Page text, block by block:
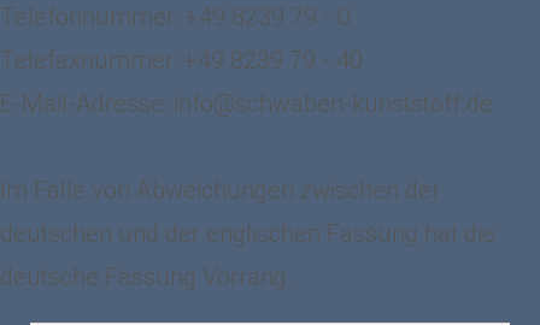
Telefonnummer: +49 8239 79 - 0
Telefaxnummer: +49 8239 79 - 40
E-Mail-Adresse: info@schwaben-kunststoff.de
Im Falle von Abweichungen zwischen der
deutschen und der englischen Fassung hat die
deutsche Fassung Vorrang.